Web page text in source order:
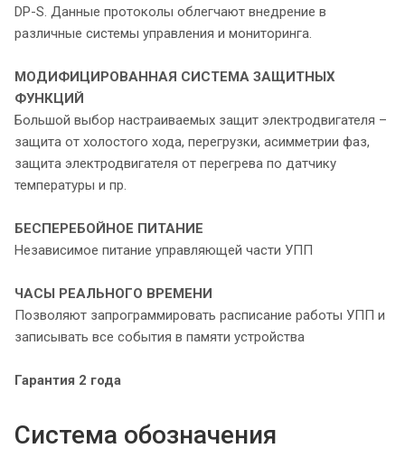
DP-S. Данные протоколы облегчают внедрение в
различные системы управления и мониторинга.
МОДИФИЦИРОВАННАЯ СИСТЕМА ЗАЩИТНЫХ
ФУНКЦИЙ
Большой выбор настраиваемых защит электродвигателя –
защита от холостого хода, перегрузки, асимметрии фаз,
защита электродвигателя от перегрева по датчику
температуры и пр.
БЕСПЕРЕБОЙНОЕ ПИТАНИЕ
Независимое питание управляющей части УПП
ЧАСЫ РЕАЛЬНОГО ВРЕМЕНИ
Позволяют запрограммировать расписание работы УПП и
записывать все события в памяти устройства
Гарантия 2 года
Система обозначения